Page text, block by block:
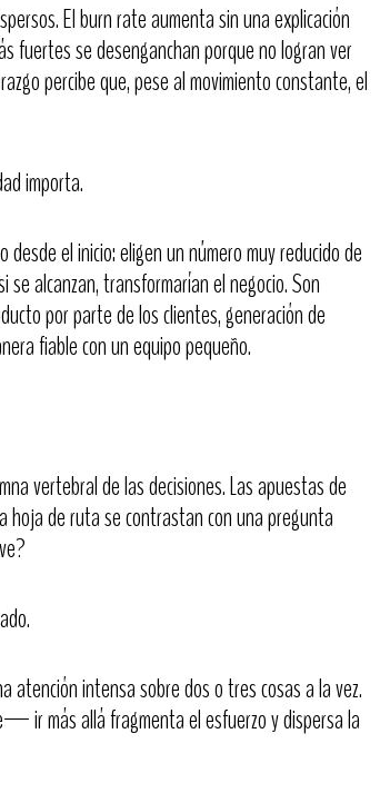
El burn rate aumenta sin una explicación
fuertes se desenganchan porque no logran ver
percibe que, pese al movimiento constante, el
importa.
el inicio: eligen un número muy reducido de
alcanzan, transformarían el negocio. Son
por parte de los clientes, generación de
fiable con un equipo pequeño.
vertebral de las decisiones. Las apuestas de
hoja de ruta se contrastan con una pregunta
atención intensa sobre dos o tres cosas a la vez.
ir más allá fragmenta el esfuerzo y dispersa la